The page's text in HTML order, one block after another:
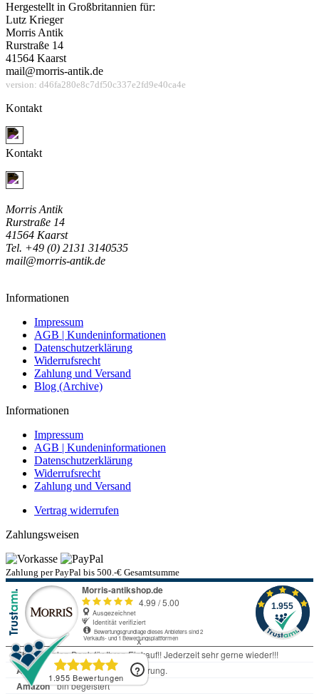
Hergestellt in Großbritannien für:
Lutz Krieger
Morris Antik
Rurstraße 14
41564 Kaarst
mail@morris-antik.de
version: d46fa280e8c7df50c337e2fd9e40ca4e
Kontakt
Kontakt
Morris Antik
Rurstraße 14
41564 Kaarst
Tel. +49 (0) 2131 3140535
mail@morris-antik.de
Informationen
Impressum
AGB | Kundeninformationen
Datenschutzerklärung
Widerrufsrecht
Zahlung und Versand
Blog (Archive)
Informationen
Impressum
AGB | Kundeninformationen
Datenschutzerklärung
Widerrufsrecht
Zahlung und Versand
Vertrag widerrufen
Zahlungsweisen
Zahlung per PayPal bis 500.-€ Gesamtsumme